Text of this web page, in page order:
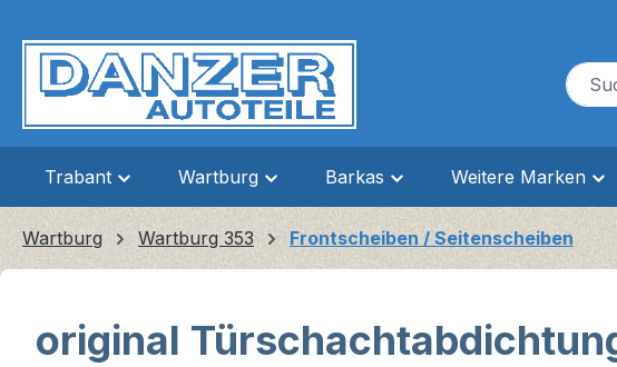
Trabant Wartburg Barkas Weitere Marken
Wartburg Wartburg 353 Frontscheiben / Seitenscheiben
original